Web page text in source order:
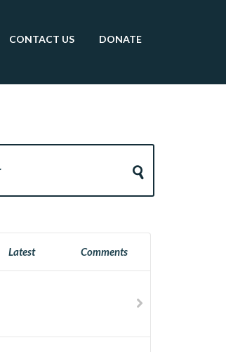
CONTACT US DONATE
Latest Comments